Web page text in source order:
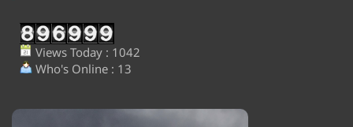
Views Today : 1042
Who's Online : 13